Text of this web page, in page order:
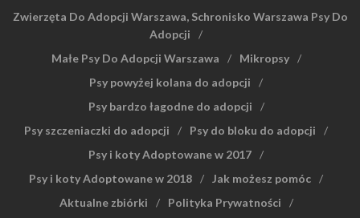
Zwierzęta Do Adopcji Warszawa, Schronisko Warszawa Psy Do
Adopcji
Małe Psy Do Adopcji Warszawa
Mikropsy
Psy powyżej kolana do adopcji
Psy bardzo łagodne do adopcji
Psy szczeniaczki do adopcji
Psy do bloku do adopcji
Psy i koty Adoptowane w 2017
Psy i koty Adoptowane w 2018
Jak możesz pomóc
Aktualne zbiórki
Polityka Prywatności